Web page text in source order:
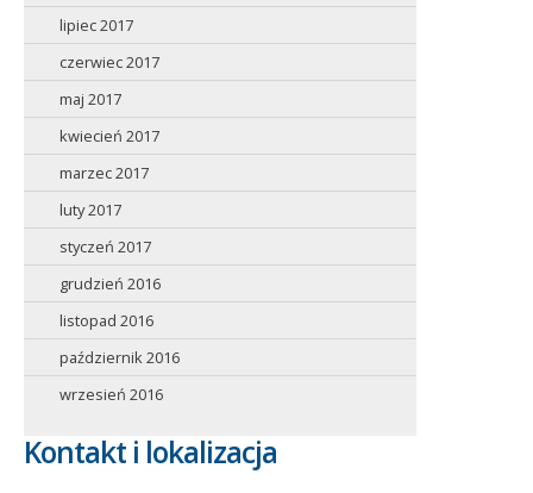
lipiec 2017
czerwiec 2017
maj 2017
kwiecień 2017
marzec 2017
luty 2017
styczeń 2017
grudzień 2016
listopad 2016
październik 2016
wrzesień 2016
Kontakt i lokalizacja